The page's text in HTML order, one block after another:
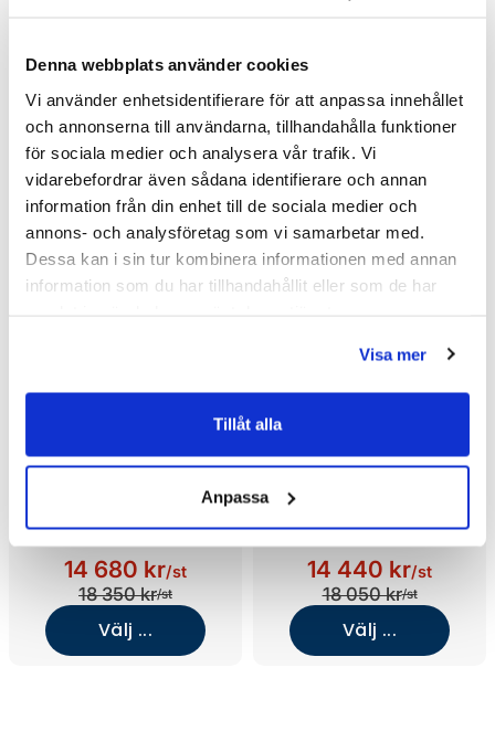
Denna webbplats använder cookies
Vi använder enhetsidentifierare för att anpassa innehållet
och annonserna till användarna, tillhandahålla funktioner
för sociala medier och analysera vår trafik. Vi
vidarebefordrar även sådana identifierare och annan
information från din enhet till de sociala medier och
annons- och analysföretag som vi samarbetar med.
Dessa kan i sin tur kombinera informationen med annan
information som du har tillhandahållit eller som de har
Visa mer
Tillåt alla
Anpassa
Kampanj
Badkar (Mattvit/Matt vit)
14 680 kr/st
18 350 kr/st
Välj ...
Kampanj
Nordhem Aspholmen
Badkar (Vit/1700)
14 440 kr/st
18 050 kr/st
Välj ...